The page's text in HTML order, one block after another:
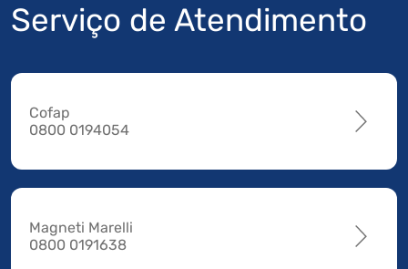
Serviço de Atendimento
Cofap
0800 0194054
Magneti Marelli
0800 0191638